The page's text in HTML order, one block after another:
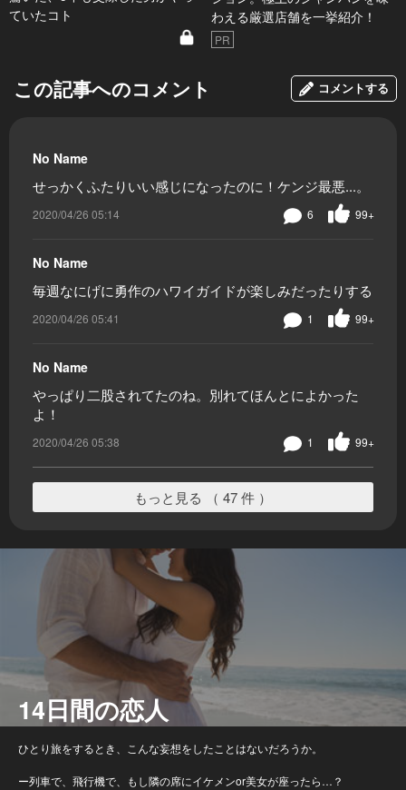
ていたコト
わえる厳選店舗を一挙紹介！
PR
この記事へのコメント コメントする
No Name
せっかくふたりいい感じになったのに！ケンジ最悪...。
2020/04/26 05:14 99+
6
No Name
毎週なにげに勇作のハワイガイドが楽しみだったりする
2020/04/26 05:41 99+
1
No Name
やっぱり二股されてたのね。別れてほんとによかった
よ！
2020/04/26 05:38 99+
1
もっと見る （ 47 件 ）
14日間の恋人
ひとり旅をするとき、こんな妄想をしたことはないだろうか。
ー列車で、飛行機で、もし隣の席にイケメンor美女が座ったら…？